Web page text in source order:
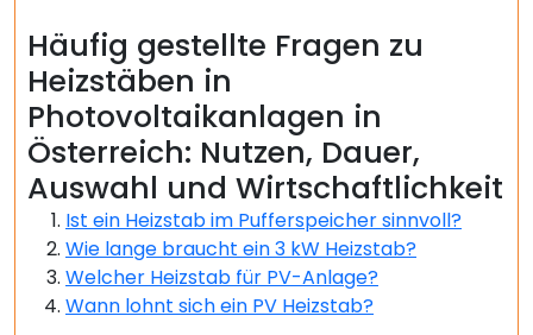
Häufig gestellte Fragen zu
Heizstäben in
Photovoltaikanlagen in
Österreich: Nutzen, Dauer,
Auswahl und Wirtschaftlichkeit
Ist ein Heizstab im Pufferspeicher sinnvoll?
Wie lange braucht ein 3 kW Heizstab?
Welcher Heizstab für PV-Anlage?
Wann lohnt sich ein PV Heizstab?